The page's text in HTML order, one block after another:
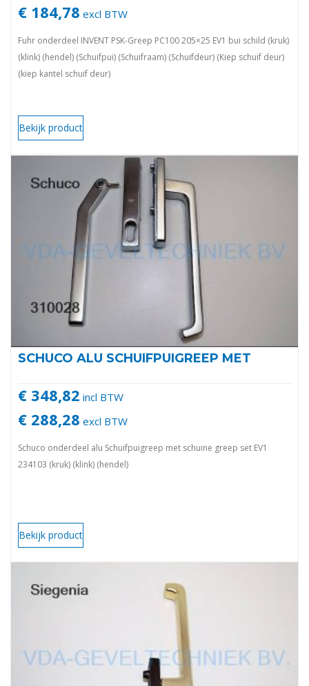
€ 184,78 excl BTW
Fuhr onderdeel INVENT PSK-Greep PC100 205×25 EV1 bui schild (kruk)
(klink) (hendel) (Schuifpui) (Schuifraam) (Schuifdeur) (Kiep schuif deur)
(kiep kantel schuif deur)
Bekijk product
SCHUCO ALU SCHUIFPUIGREEP MET
€ 348,82 incl BTW
€ 288,28 excl BTW
Schuco onderdeel alu Schuifpuigreep met schuine greep set EV1
234103 (kruk) (klink) (hendel)
Bekijk product